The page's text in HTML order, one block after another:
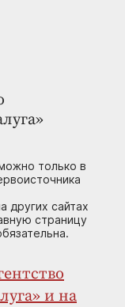
только в
других сайтах
страницу
и на